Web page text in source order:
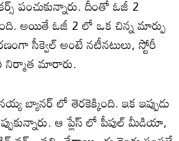
పంచుకున్నారు. దీంతో ఓజీ 2
అయితే ఓజీ 2 లో ఒక చిన్న మార్పు
సీక్వెల్ అంటే నటీనటులు, స్టోరీ
మారారు.
బ్యానర్ లో తెరకెక్కింది. ఇక ఇప్పుడు
ఆ ప్లేస్ లో పీపుల్ మీడియా,